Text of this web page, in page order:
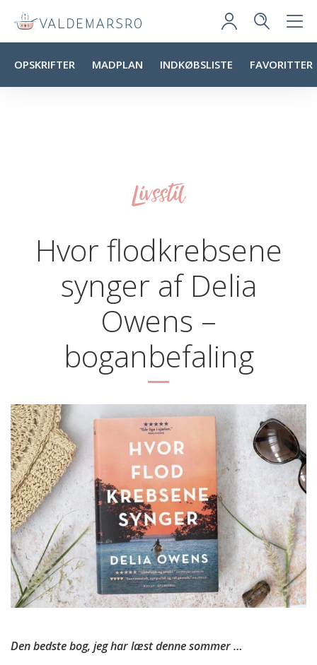
OPSKRIFTER MADPLAN INDKØBSLISTE FAVORITTER
Livsstil
Hvor flodkrebsene
synger af Delia
Owens –
boganbefaling
Den bedste bog, jeg har læst denne sommer …